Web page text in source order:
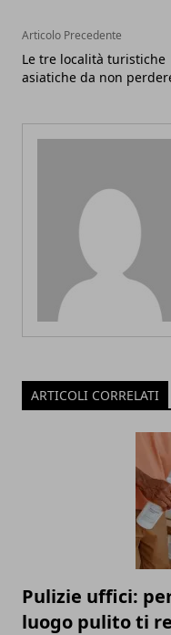
Articolo Precedente
Le tre località turistiche
asiatiche da non
ARTICOLI CORRELATI
Pulizie uffici:
luogo pulito ti